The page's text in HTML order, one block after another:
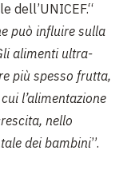
dell’UNICEF.“
può influire sulla
alimenti ultra-
più spesso frutta,
l’alimentazione
nello
dei bambini”.